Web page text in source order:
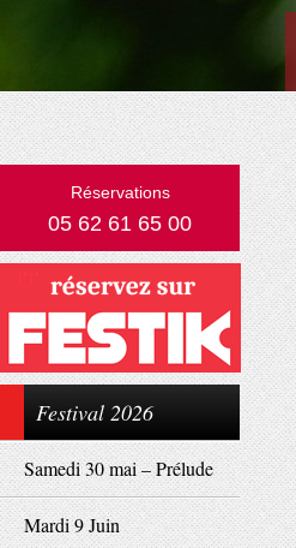
Réservations
05 62 61 65 00
Festival 2026
Samedi 30 mai – Prélude
Mardi 9 Juin